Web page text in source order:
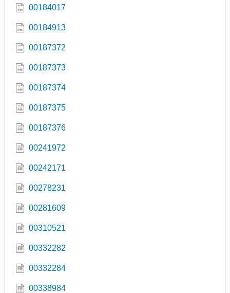
00184017
00184913
00187372
00187373
00187374
00187375
00187376
00241972
00242171
00278231
00281609
00310521
00332282
00332284
00338984